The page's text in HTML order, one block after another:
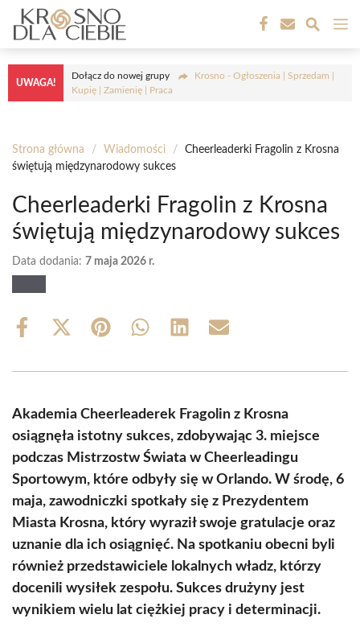
Przejdź
treści
UWAGA!
Dołącz do nowej grupy
Krosno - Ogłoszenia | Sprzedam |
Kupię | Zamienię | Praca
Strona główna / Wiadomości /
Cheerleaderki Fragolin z Krosna
świętują międzynarodowy sukces
Cheerleaderki Fragolin z Krosna
świętują międzynarodowy sukces
Data dodania: 7 maja 2026 r.
Share
Share
(Twitter)
Share Share Share Share
Akademia Cheerleaderek Fragolin z Krosna
osiągnęła istotny sukces, zdobywając 3. miejsce
podczas Mistrzostw Świata w Cheerleadingu
Sportowym, które odbyły się w Orlando. W środę, 6
maja, zawodniczki spotkały się z Prezydentem
Miasta Krosna, który wyraził swoje gratulacje oraz
uznanie dla ich osiągnięć. Na spotkaniu obecni byli
również przedstawiciele lokalnych władz, którzy
docenili wysiłek zespołu. Sukces drużyny jest
wynikiem wielu lat ciężkiej pracy i determinacji.